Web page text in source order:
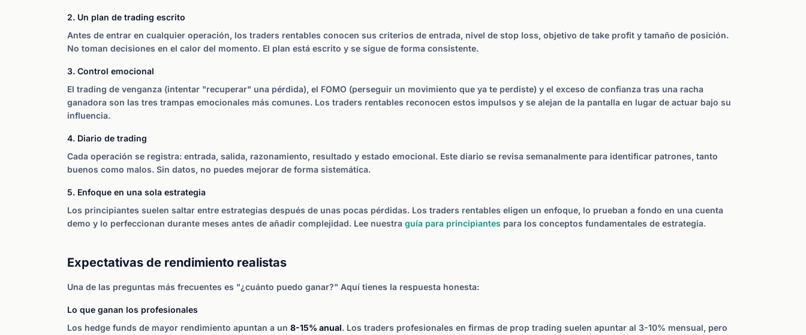
2. Un plan de trading escrito
Antes de entrar en cualquier operación, los traders rentables conocen sus criterios de entrada, nivel de stop loss, objetivo de take profit y tamaño de posición.
No toman decisiones en el calor del momento. El plan está escrito y se sigue de forma consistente.
3. Control emocional
El trading de venganza (intentar "recuperar" una pérdida), el FOMO (perseguir un movimiento que ya te perdiste) y el exceso de confianza tras una racha
ganadora son las tres trampas emocionales más comunes. Los traders rentables reconocen estos impulsos y se alejan de la pantalla en lugar de actuar bajo su
influencia.
4. Diario de trading
Cada operación se registra: entrada, salida, razonamiento, resultado y estado emocional. Este diario se revisa semanalmente para identificar patrones, tanto
buenos como malos. Sin datos, no puedes mejorar de forma sistemática.
5. Enfoque en una sola estrategia
Los principiantes suelen saltar entre estrategias después de unas pocas pérdidas. Los traders rentables eligen un enfoque, lo prueban a fondo en una cuenta
demo y lo perfeccionan durante meses antes de añadir complejidad. Lee nuestra guía para principiantes para los conceptos fundamentales de estrategia.
Expectativas de rendimiento realistas
Una de las preguntas más frecuentes es "¿cuánto puedo ganar?" Aquí tienes la respuesta honesta:
Lo que ganan los profesionales
Los hedge funds de mayor rendimiento apuntan a un 8-15% anual. Los traders profesionales en firmas de prop trading suelen apuntar al 3-10% mensual, pero